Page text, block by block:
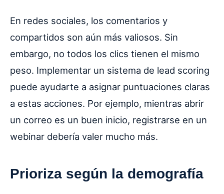
En redes sociales, los comentarios y
compartidos son aún más valiosos. Sin
embargo, no todos los clics tienen el mismo
peso. Implementar un sistema de lead scoring
puede ayudarte a asignar puntuaciones claras
a estas acciones. Por ejemplo, mientras abrir
un correo es un buen inicio, registrarse en un
webinar debería valer mucho más.
Prioriza según la demografía